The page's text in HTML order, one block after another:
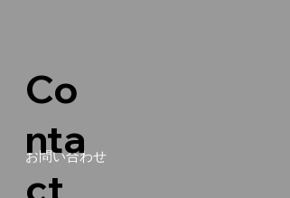
お問い合わせ
Co
nta